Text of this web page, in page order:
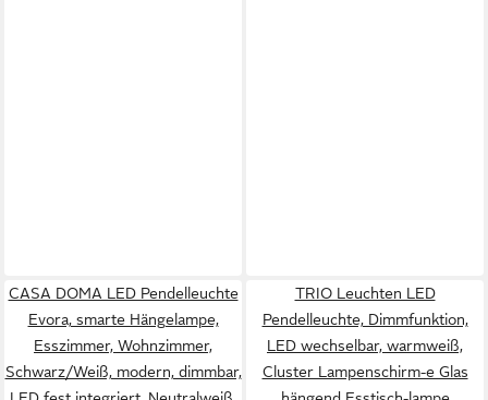
CASA DOMA LED Pendelleuchte
Evora, smarte Hängelampe,
Esszimmer, Wohnzimmer,
Schwarz/Weiß, modern, dimmbar,
TRIO Leuchten LED
Pendelleuchte, Dimmfunktion,
LED wechselbar, warmweiß,
Cluster Lampenschirm-e Glas